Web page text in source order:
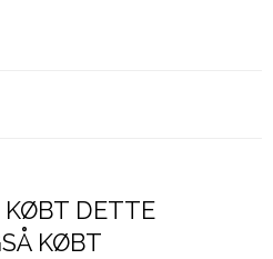
KØBT DETTE
KØBT